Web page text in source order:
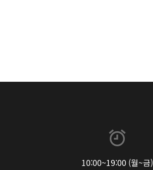
10:00~19:00 (월~금)